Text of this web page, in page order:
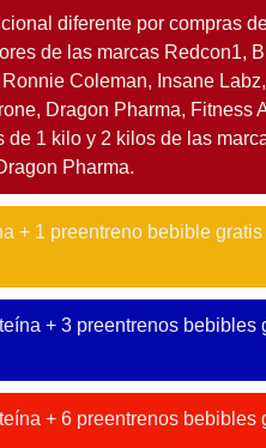
diferente por compras
de las marcas Redcon1,
Coleman, Insane
Dragon Pharma, Fitness
de 1 kilo y 2 kilos de las
Pharma.
+ 1 preentreno bebible
+ 3 preentrenos bebibles
+ 6 preentrenos bebibles